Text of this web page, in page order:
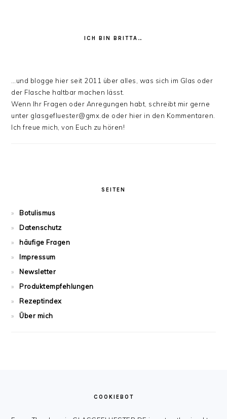
ICH BIN BRITTA…
…und blogge hier seit 2011 über alles, was sich im Glas oder
der Flasche haltbar machen lässt.
Wenn Ihr Fragen oder Anregungen habt, schreibt mir gerne
unter glasgefluester@gmx.de oder hier in den Kommentaren.
Ich freue mich, von Euch zu hören!
SEITEN
Botulismus
Datenschutz
häufige Fragen
Impressum
Newsletter
Produktempfehlungen
Rezeptindex
Über mich
COOKIEBOT